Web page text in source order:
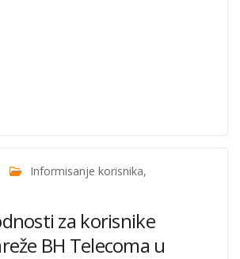
Informisanje korisnika,
za korisnike
BH Telecoma u